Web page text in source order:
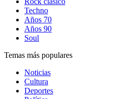
Techno
Años 70
Años 90
Soul
Temas más populares
Noticias
Cultura
Deportes